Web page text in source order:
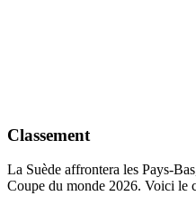
Classement
La Suède affrontera les Pays-
Coupe du monde 2026. Voici le